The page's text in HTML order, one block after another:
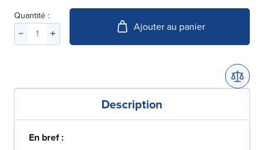
Quantité :
Ajouter au panier
Description
En bref :